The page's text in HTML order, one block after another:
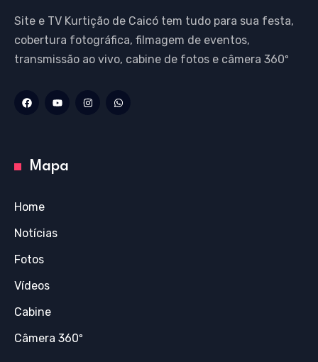
Site e TV Kurtição de Caicó tem tudo para sua festa,
cobertura fotográfica, filmagem de eventos,
transmissão ao vivo, cabine de fotos e câmera 360º
Mapa
Home
Notícias
Fotos
Vídeos
Cabine
Câmera 360º